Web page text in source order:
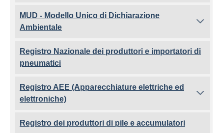
MUD - Modello Unico di Dichiarazione
Ambientale
Registro Nazionale dei produttori e importatori di
pneumatici
Registro AEE (Apparecchiature elettriche ed
elettroniche)
Registro dei produttori di pile e accumulatori